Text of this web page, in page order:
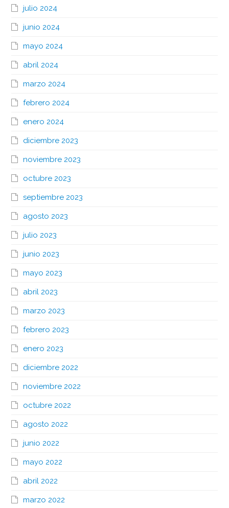
julio 2024
junio 2024
mayo 2024
abril 2024
marzo 2024
febrero 2024
enero 2024
diciembre 2023
noviembre 2023
octubre 2023
septiembre 2023
agosto 2023
julio 2023
junio 2023
mayo 2023
abril 2023
marzo 2023
febrero 2023
enero 2023
diciembre 2022
noviembre 2022
octubre 2022
agosto 2022
junio 2022
mayo 2022
abril 2022
marzo 2022